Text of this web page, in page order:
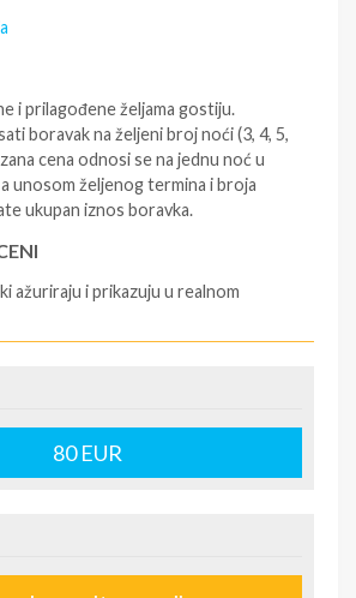
i prilagođene željama gostiju.
boravak na željeni broj noći (3, 4, 5,
cena odnosi se na jednu noć u
unosom željenog termina i broja
ukupan iznos boravka.
ažuriraju i prikazuju u realnom
usluge u izabranoj smeštajnoj
- korišćenje hotelskih sadržaja
rezervacije - organizaciju
plaćaju se na recepciji
80EUR